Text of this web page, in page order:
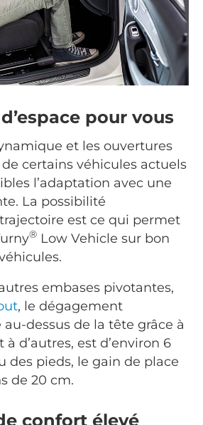
pour vous
et les ouvertures
certains véhicules actuels
l’adaptation avec une
La possibilité
est ce qui permet
® Low Vehicle sur bon
embases pivotantes,
, le dégagement
dessus de la tête grâce à
d’autres, est d’environ 6
des pieds, le gain de place
de 20 cm.
confort élevé